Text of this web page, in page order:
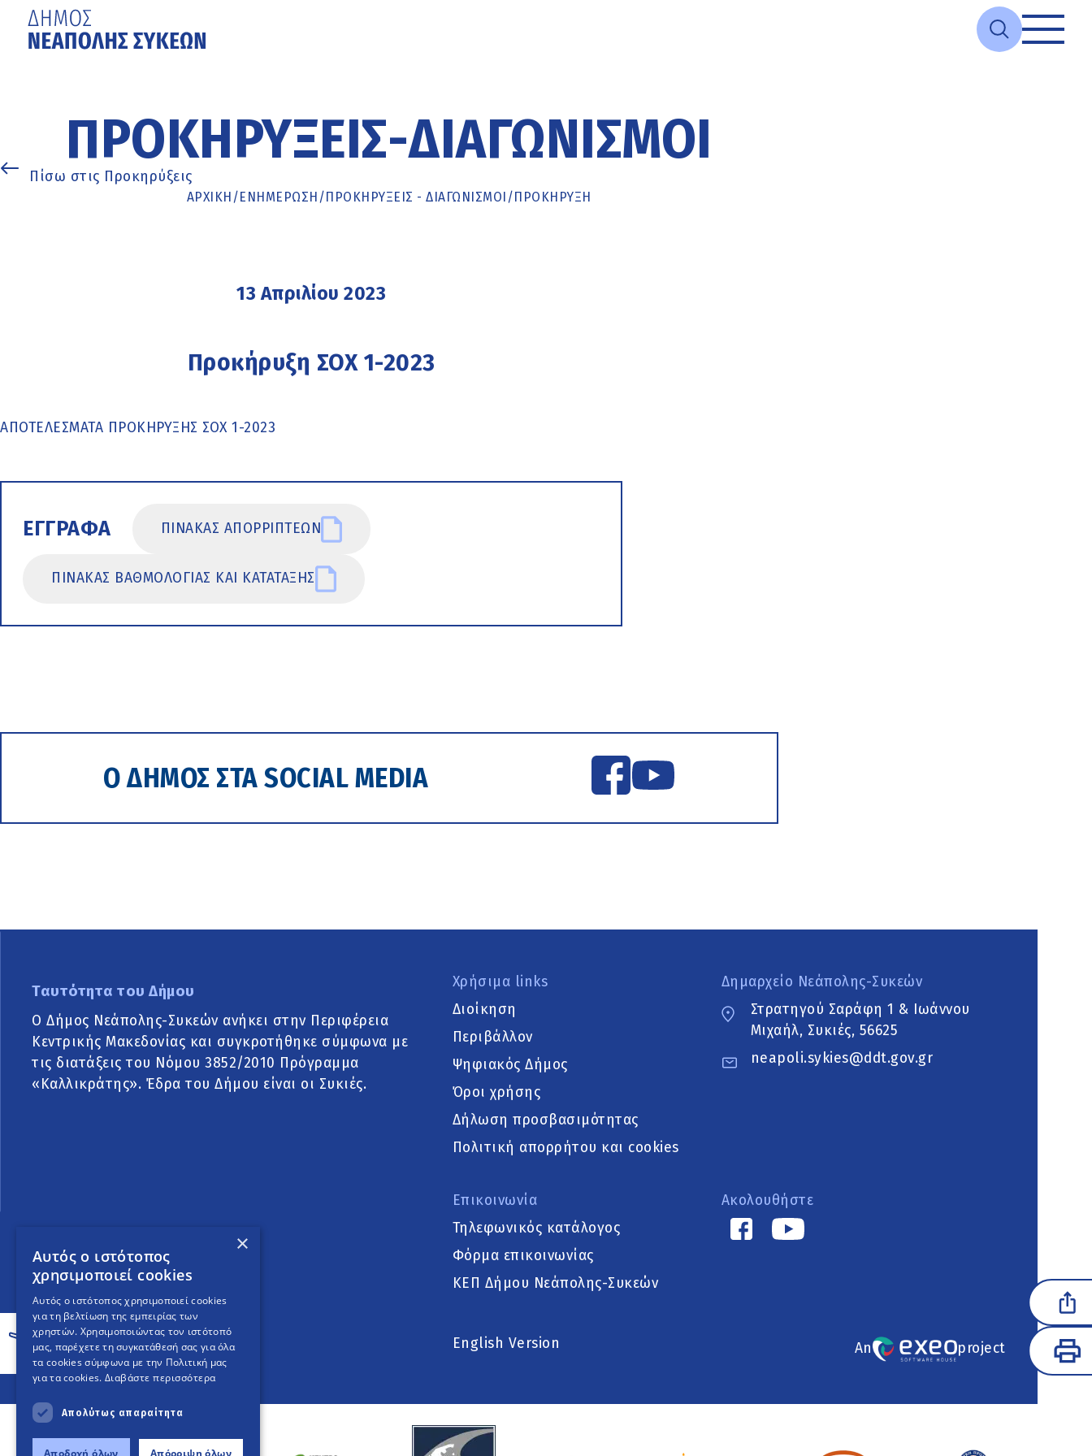
περιεχόμενοΠΡΟΚΗΡΎΞΕΙΣ-ΔΙΑΓΩΝΙΣΜΟΊ
Πίσω στις Προκηρύξεις
ΑΡΧΙΚΉ /ΕΝΗΜΈΡΩΣΗ /ΠΡΟΚΗΡΥΞΕΙΣ - ΔΙΑΓΩΝΙΣΜΟΙ /ΠΡΟΚΉΡΥΞΗ
13 Απριλίου 2023
Προκήρυξη ΣΟΧ 1-2023
ΑΠΟΤΕΛΕΣΜΑΤΑ ΠΡΟΚΗΡΥΞΗΣ ΣΟΧ 1-2023
ΕΓΓΡΑΦΑ ΠΙΝΑΚΑΣ ΑΠΟΡΡΙΠΤΕΩΝ
ΠΙΝΑΚΑΣ ΒΑΘΜΟΛΟΓΙΑΣ ΚΑΙ ΚΑΤΑΤΑΞΗΣ
Ο ΔΗΜΟΣ ΣΤΑ SOCIAL MEDIA
Ταυτότητα του Δήμου
Ο Δήμος Νεάπολης-Συκεών ανήκει στην Περιφέρεια
Κεντρικής Μακεδονίας και συγκροτήθηκε σύμφωνα με
τις διατάξεις του Νόμου 3852/2010 Πρόγραμμα
«Καλλικράτης». Έδρα του Δήμου είναι οι Συκιές.
Χρήσιμα links
Διοίκηση
Περιβάλλον
Ψηφιακός Δήμος
Όροι χρήσης
Δήλωση προσβασιμότητας
Πολιτική απορρήτου και cookies
Επικοινωνία
Τηλεφωνικός κατάλογος
Φόρμα επικοινωνίας
ΚΕΠ Δήμου Νεάπολης-Συκεών
Δημαρχείο Νεάπολης-Συκεών
Στρατηγού Σαράφη 1 & Ιωάννου
Μιχαήλ, Συκιές, 56625
neapoli.sykies@ddt.gov.gr
Ακολουθήστε
English Version An project
×
Αυτός ο ιστότοπος
χρησιμοποιεί cookies
Αυτός ο ιστότοπος χρησιμοποιεί cookies
για τη βελτίωση της εμπειρίας των
χρηστών. Χρησιμοποιώντας τον ιστότοπό
μας, παρέχετε τη συγκατάθεσή σας για όλα
τα cookies σύμφωνα με την Πολιτική μας
για τα cookies. Διαβάστε περισσότερα
Απολύτως απαραίτητα
Αποδοχή όλων Απόρριψη όλων